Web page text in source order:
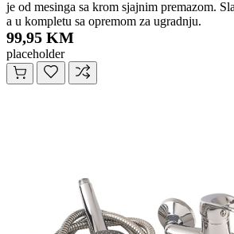
je od mesinga sa krom sjajnim premazom.
a u kompletu sa opremom za ugradnju.
99,95 KM
placeholder